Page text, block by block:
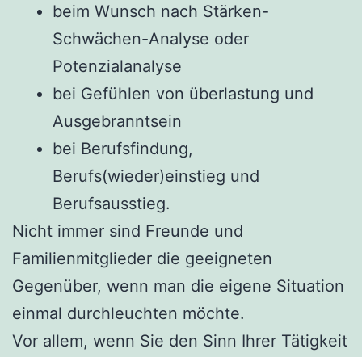
beim Wunsch nach Stärken-
Schwächen-Analyse oder
Potenzialanalyse
bei Gefühlen von überlastung und
Ausgebranntsein
bei Berufsfindung,
Berufs(wieder)einstieg und
Berufsausstieg.
Nicht immer sind Freunde und
Familienmitglieder die geeigneten
Gegenüber, wenn man die eigene Situation
einmal durchleuchten möchte.
Vor allem, wenn Sie den Sinn Ihrer Tätigkeit